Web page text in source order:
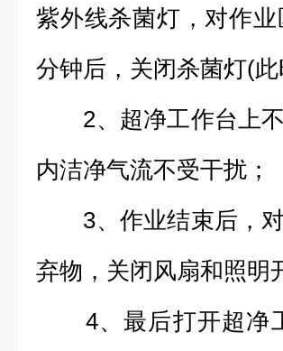
紫外线杀菌灯，对作
分钟后，关闭杀菌灯(
2、超净工作台上不
内洁净气流不受干扰；
3、作业结束后，对
弃物，关闭风扇和照明
4、最后打开超净工